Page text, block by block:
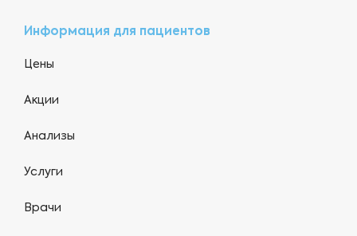
Информация для пациентов
Цены
Акции
Анализы
Услуги
Врачи